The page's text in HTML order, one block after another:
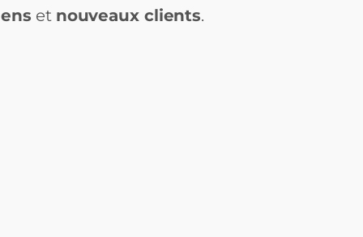
et nouveaux clients.